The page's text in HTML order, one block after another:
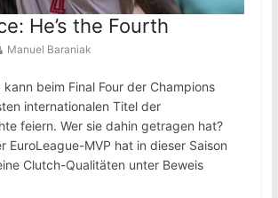
He’s the Fourth
Manuel Baraniak
beim Final Four der Champions
internationalen Titel der
feiern. Wer sie dahin getragen hat?
EuroLeague-MVP hat in dieser Saison
Clutch-Qualitäten unter Beweis